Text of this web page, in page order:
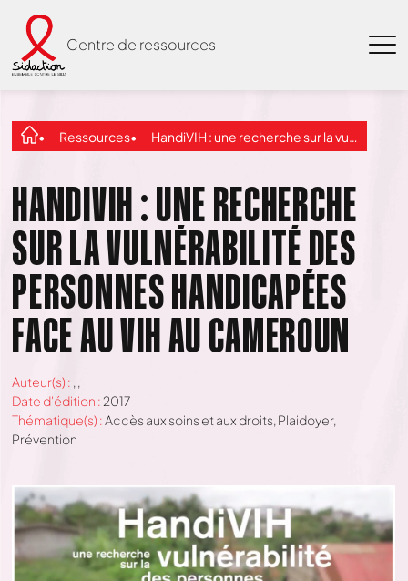
Centre de ressources
Ressources HandiVIH : une recherche sur la vulnérabilité des personnes handicapées face au VIH au Cameroun
HANDIVIH : UNE RECHERCHE
SUR LA VULNÉRABILITÉ DES
PERSONNES HANDICAPÉES
FACE AU VIH AU CAMEROUN
Auteur(s) : , ,
Date d'édition : 2017
Thématique(s) :Accès aux soins et aux droits, Plaidoyer,
Prévention